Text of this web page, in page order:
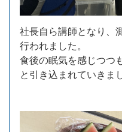
社長自ら講師となり、
行われました。
食後の眠気を感じつつ
と引き込まれていきま